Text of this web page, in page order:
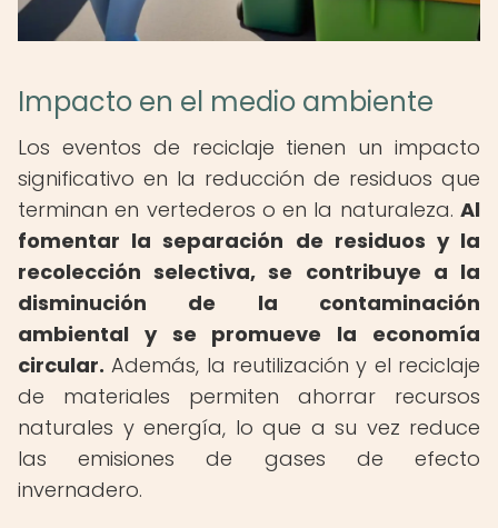
Impacto en el medio ambiente
Los eventos de reciclaje tienen un impacto
significativo en la reducción de residuos que
terminan en vertederos o en la naturaleza. Al
fomentar la separación de residuos y la
recolección selectiva, se contribuye a la
disminución de la contaminación
ambiental y se promueve la economía
circular. Además, la reutilización y el reciclaje
de materiales permiten ahorrar recursos
naturales y energía, lo que a su vez reduce
las emisiones de gases de efecto
invernadero.